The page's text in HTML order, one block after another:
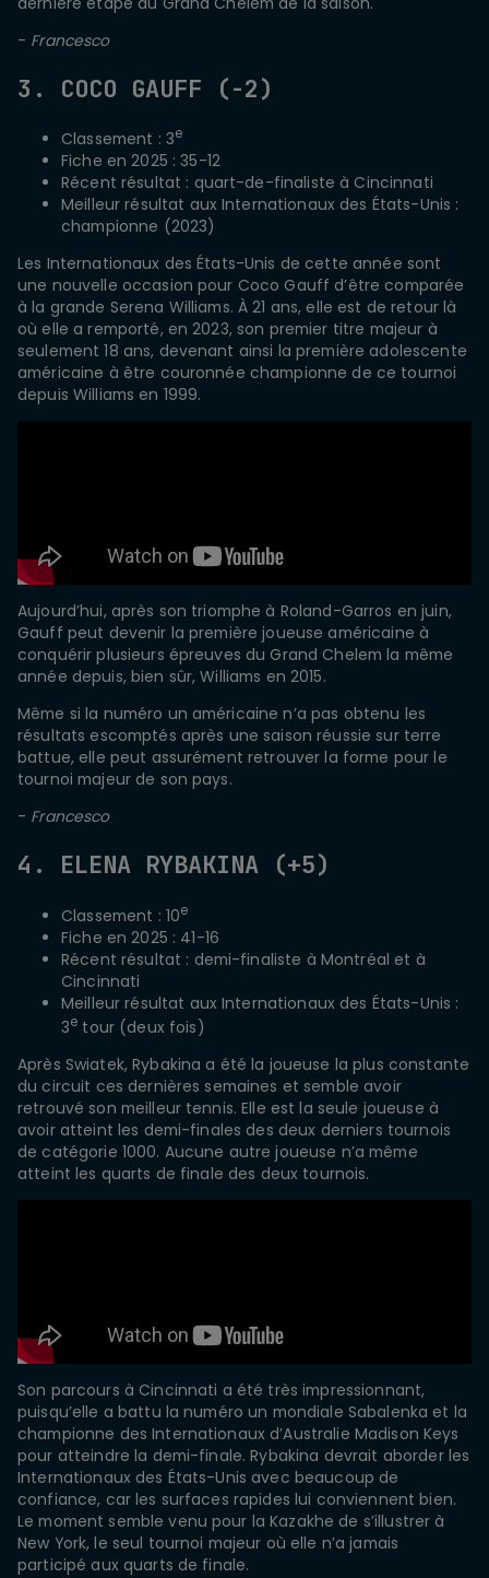
- Francesco
3. COCO GAUFF (-2)
Classement : 3e
Fiche en 2025 : 35-12
Récent résultat : quart-de-finaliste à Cincinnati
Meilleur résultat aux Internationaux des États-Unis :
championne (2023)
Les Internationaux des États-Unis de cette année sont
une nouvelle occasion pour Coco Gauff d’être comparée
à la grande Serena Williams. À 21 ans, elle est de retour là
où elle a remporté, en 2023, son premier titre majeur à
seulement 18 ans, devenant ainsi la première adolescente
américaine à être couronnée championne de ce tournoi
depuis Williams en 1999.
Aujourd’hui, après son triomphe à Roland-Garros en juin,
Gauff peut devenir la première joueuse américaine à
conquérir plusieurs épreuves du Grand Chelem la même
année depuis, bien sûr, Williams en 2015.
Même si la numéro un américaine n’a pas obtenu les
résultats escomptés après une saison réussie sur terre
battue, elle peut assurément retrouver la forme pour le
tournoi majeur de son pays.
- Francesco
4. ELENA RYBAKINA (+5)
Classement : 10e
Fiche en 2025 : 41-16
Récent résultat : demi-finaliste à Montréal et à
Cincinnati
Meilleur résultat aux Internationaux des États-Unis :
3e tour (deux fois)
Après Swiatek, Rybakina a été la joueuse la plus constante
du circuit ces dernières semaines et semble avoir
retrouvé son meilleur tennis. Elle est la seule joueuse à
avoir atteint les demi-finales des deux derniers tournois
de catégorie 1000. Aucune autre joueuse n’a même
atteint les quarts de finale des deux tournois.
Son parcours à Cincinnati a été très impressionnant,
puisqu’elle a battu la numéro un mondiale Sabalenka et la
championne des Internationaux d’Australie Madison Keys
pour atteindre la demi-finale. Rybakina devrait aborder les
Internationaux des États-Unis avec beaucoup de
confiance, car les surfaces rapides lui conviennent bien.
Le moment semble venu pour la Kazakhe de s’illustrer à
New York, le seul tournoi majeur où elle n’a jamais
participé aux quarts de finale.